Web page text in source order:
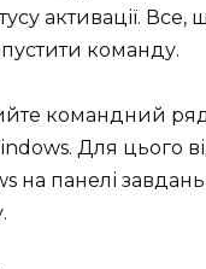
активації. Все,
команду.
командний
Для цього
на панелі завдань